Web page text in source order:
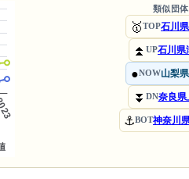
類似団
🥇TOP石川
⏫ UP石川県
●NOW山梨
⏬ DN奈良県
⚓BOT神奈川